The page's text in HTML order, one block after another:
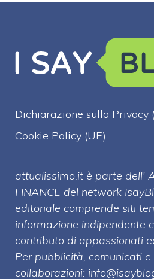
Dichiarazione sulla Privacy
Cookie Policy (UE)
attualissimo.it è parte dell'
FINANCE del network
editoriale comprende siti
informazione indipendente
contributo di appassionati
Per pubblicità, comunicati e
collaborazioni: